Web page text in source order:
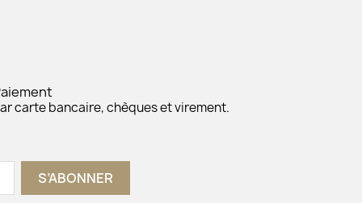
carte bancaire, chèques et virement.